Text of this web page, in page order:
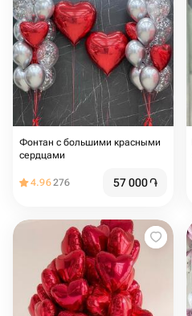
Фонтан с большими красными
сердцами
4.96276 57 000֏